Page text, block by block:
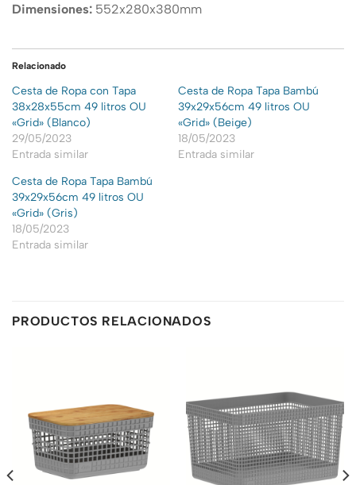
Dimensiones: 552x280x380mm
Relacionado
Cesta de Ropa con Tapa
38x28x55cm 49 litros OU
«Grid» (Blanco)
29/05/2023
Entrada similar
Cesta de Ropa Tapa Bambú
39x29x56cm 49 litros OU
«Grid» (Beige)
18/05/2023
Entrada similar
Cesta de Ropa Tapa Bambú
39x29x56cm 49 litros OU
«Grid» (Gris)
18/05/2023
Entrada similar
PRODUCTOS RELACIONADOS